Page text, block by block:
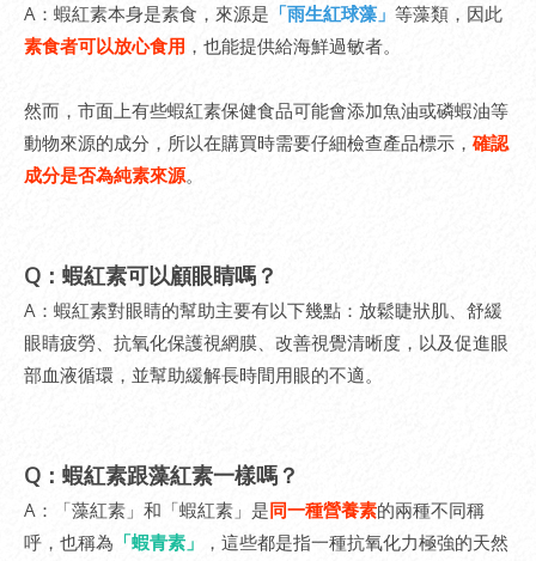
A：蝦紅素本身是素食，來源是 「雨生紅球藻」 等藻類，因此
素食者可以放心食用 ，也能提供給海鮮過敏者。
然而，市面上有些蝦紅素保健食品可能會添加魚油或磷蝦油等
動物來源的成分，所以在購買時需要仔細檢查產品標示， 確認
成分是否為純素來源。
Q：蝦紅素可以顧眼睛嗎？
A：蝦紅素對眼睛的幫助主要有以下幾點：放鬆睫狀肌、舒緩
眼睛疲勞、抗氧化保護視網膜、改善視覺清晰度，以及促進眼
部血液循環，並幫助緩解長時間用眼的不適。
Q：蝦紅素跟藻紅素一樣嗎？
A：「藻紅素」和「蝦紅素」是同一種營養素的兩種不同稱
呼，也稱為 「蝦青素」
，這些都是指一種抗氧化力極強的天然